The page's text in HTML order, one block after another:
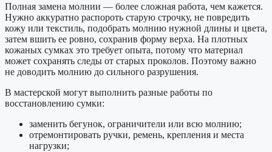
Полная замена молнии — более сложная работа, чем кажется.
Нужно аккуратно распороть старую строчку, не повредить
кожу или текстиль, подобрать молнию нужной длины и цвета,
затем вшить ее ровно, сохранив форму верха. На плотных
кожаных сумках это требует опыта, потому что материал
может сохранять следы от старых проколов. Поэтому важно
не доводить молнию до сильного разрушения.
В мастерской могут выполнить разные работы по
восстановлению сумки:
заменить бегунок, ограничители или всю молнию;
отремонтировать ручки, ремень, крепления и места
нагрузки;